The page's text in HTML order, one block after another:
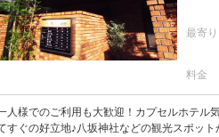
最寄り
料金
人様でのご利用も大歓迎！カプセルホテル
すぐの好立地♪八坂神社などの観光スポッ